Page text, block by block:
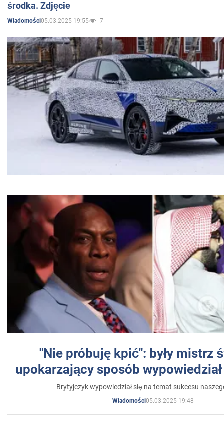
środka. Zdjęcie
Wiadomości05.03.2025 19:55 7
"Nie próbuję kpić": były mistrz
upokarzający sposób
Brytyjczyk wypowiedział się na temat sukcesu
Wiadomości05.03.2025 19:48